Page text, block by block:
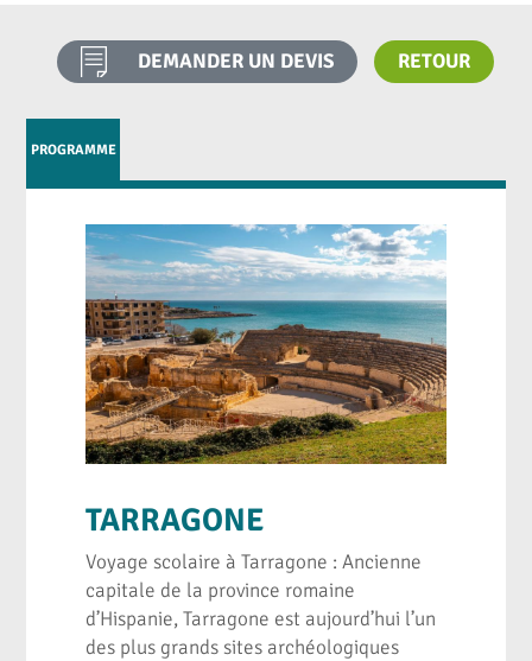
DEMANDER UN DEVIS RETOUR
PROGRAMME
TARRAGONE
Voyage scolaire à Tarragone : Ancienne
capitale de la province romaine
d’Hispanie, Tarragone est aujourd’hui l’un
des plus grands sites archéologiques